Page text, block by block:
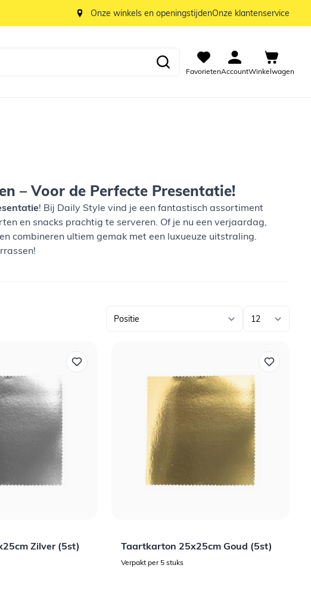
Onze winkels en openingstijdenOnze klantenservice
FavorietenAccountWinkelwagen
– Voor de Perfecte Presentatie!
! Bij Daily Style vind je een fantastisch assortiment
en snacks prachtig te serveren. Of je nu een verjaardag,
combineren ultiem gemak met een luxueuze uitstraling.
Zilver (5st) Taartkarton 25x25cm Goud (5st)
Verpakt per 5 stuks